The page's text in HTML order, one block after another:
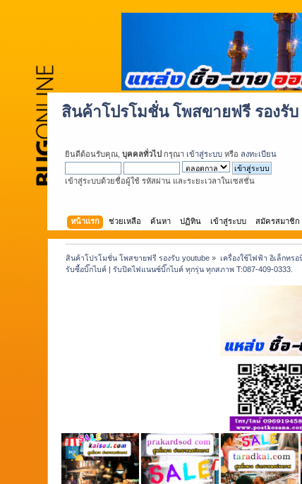
สินค้าโปรโมชั่น โพสขายฟรี รองรับ
ยินดีต้อนรับคุณ,บุคคลทั่วไป กรุณา เข้าสู่ระบบ หรือ ลงทะเบียน
เข้าสู่ระบบด้วยชื่อผู้ใช้ รหัสผ่าน และระยะเวลาในเซสชั่น
หน้าแรก ช่วยเหลือ ค้นหา ปฏิทิน เข้าสู่ระบบ สมัครสมาชิก
สินค้าโปรโมชั่น โพสขายฟรี รองรับ youtube » เครื่องใช้ไฟฟ้า อิเล็กทร
รับซื้อบิ๊กไบค์ | รับปิดไฟแนนซ์บิ๊กไบค์ ทุกรุ่น ทุกสภาพ T:087-409-0333.